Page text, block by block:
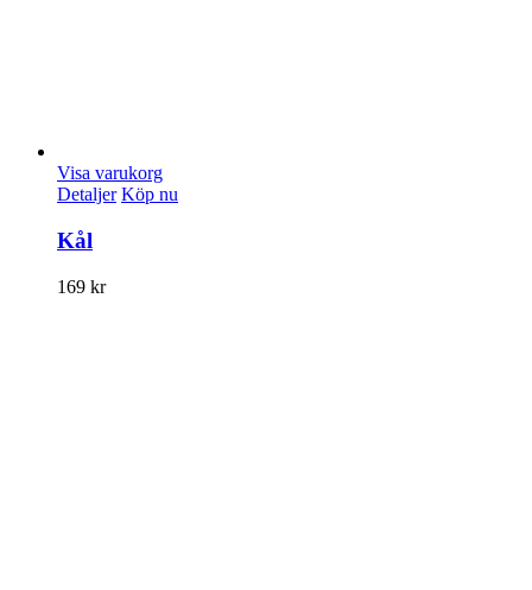
Visa varukorg
Detaljer Köp nu
Kål
169 kr